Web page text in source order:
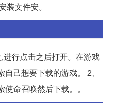
装文件安。
进行点击之后打开。在游戏
己想要下载的游戏。 2、
命召唤然后下载。。